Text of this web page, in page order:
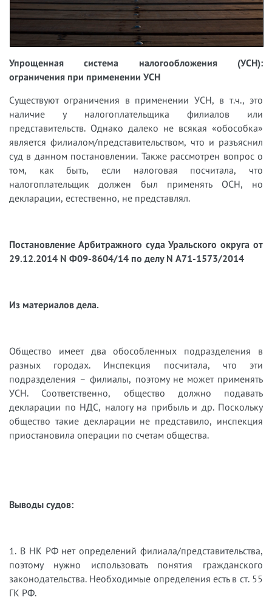
Упрощенная система налогообложения (УСН):
ограничения при применении УСН
Существуют ограничения в применении УСН, в т.ч., это
наличие у налогоплательщика филиалов или
представительств. Однако далеко не всякая «обособка»
является филиалом/представительством, что и разъяснил
суд в данном постановлении. Также рассмотрен вопрос о
том, как быть, если налоговая посчитала, что
налогоплательщик должен был применять ОСН, но
декларации, естественно, не представлял.
Постановление Арбитражного суда Уральского округа от
29.12.2014 N Ф09-8604/14 по делу N А71-1573/2014
Из материалов дела.
Общество имеет два обособленных подразделения в
разных городах. Инспекция посчитала, что эти
подразделения – филиалы, поэтому не может применять
УСН. Соответственно, общество должно подавать
декларации по НДС, налогу на прибыль и др. Поскольку
общество такие декларации не представило, инспекция
приостановила операции по счетам общества.
Выводы судов:
1. В НК РФ нет определений филиала/представительства,
поэтому нужно использовать понятия гражданского
законодательства. Необходимые определения есть в ст. 55
ГК РФ.